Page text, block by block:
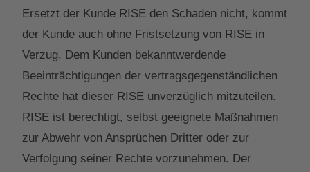
Ersetzt der Kunde RISE den Schaden nicht, kommt
der Kunde auch ohne Fristsetzung von RISE in
Verzug. Dem Kunden bekanntwerdende
Beeinträchtigungen der vertragsgegenständlichen
Rechte hat dieser RISE unverzüglich mitzuteilen.
RISE ist berechtigt, selbst geeignete Maßnahmen
zur Abwehr von Ansprüchen Dritter oder zur
Verfolgung seiner Rechte vorzunehmen. Der